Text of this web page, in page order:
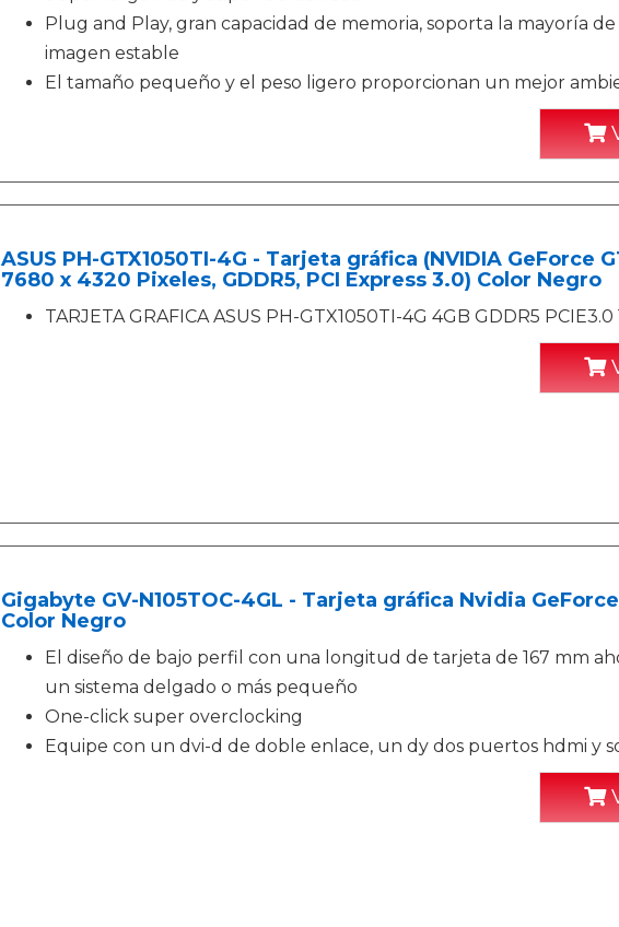
Plug and Play, gran capacidad de memoria, soporta la mayoría
imagen estable
El tamaño pequeño y el peso ligero proporcionan un mejor
ASUS PH-GTX1050TI-4G - Tarjeta gráfica (NVIDIA GeForce
7680 x 4320 Pixeles, GDDR5, PCI Express 3.0) Color Negro
TARJETA GRAFICA ASUS PH-GTX1050TI-4G 4GB GDDR5
Gigabyte GV-N105TOC-4GL - Tarjeta gráfica Nvidia
Color Negro
El diseño de bajo perfil con una longitud de tarjeta de 167 mm
un sistema delgado o más pequeño
One-click super overclocking
Equipe con un dvi-d de doble enlace, un dy dos puertos hdmi y